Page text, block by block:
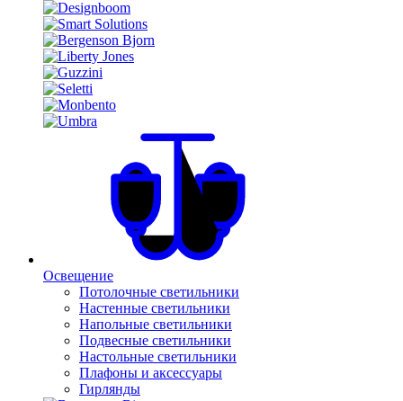
Освещение
Потолочные светильники
Настенные светильники
Напольные светильники
Подвесные светильники
Настольные светильники
Плафоны и аксессуары
Гирлянды